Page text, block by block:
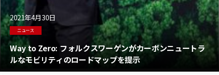
2021年4月30日
ニュース
Way to Zero: フォルクスワーゲンがカーボンニュートラ
ルなモビリティのロードマップを提示